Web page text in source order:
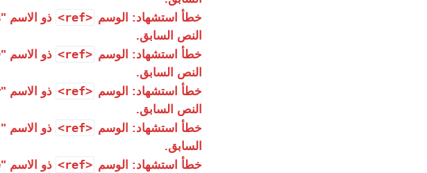
خطأ استشهاد: الوسم <ref> ذو الاسم "Chambers" المُعرّف في
النص السابق.
خطأ استشهاد: الوسم <ref> ذو الاسم "Amath-CO" المُعرّف في
النص السابق.
خطأ استشهاد: الوسم <ref> ذو الاسم "Novatchev" المُعرّف في
النص السابق.
خطأ استشهاد: الوسم <ref> ذو الاسم "Mertz" المُعرّف في
السابق.
خطأ استشهاد: الوسم <ref> ذو الاسم "Chamberlin_Boyce" المُعرّف في